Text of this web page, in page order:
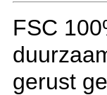
FSC
gerust